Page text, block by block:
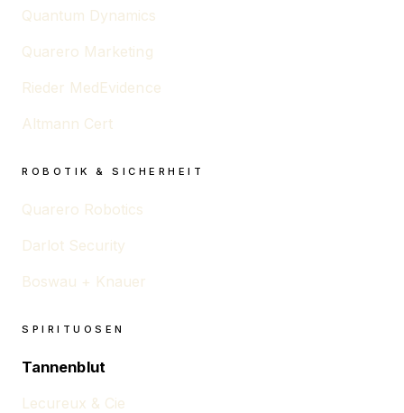
Quantum Dynamics
Quarero Marketing
Rieder MedEvidence
Altmann Cert
ROBOTIK & SICHERHEIT
Quarero Robotics
Darlot Security
Boswau + Knauer
SPIRITUOSEN
Tannenblut
Lecureux & Cie